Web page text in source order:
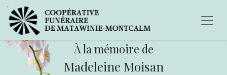
À la mémoire de
Madeleine Moisan